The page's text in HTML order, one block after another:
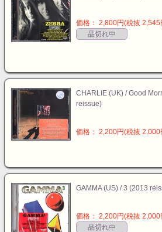
価格： 2,800円(税抜 2,545
品切れ中
CHARLIE (UK) / Good
reissue)
価格： 2,200円(税抜 2,000
GAMMA (US) / 3 (2013
価格： 2,200円(税抜 2,000
品切れ中